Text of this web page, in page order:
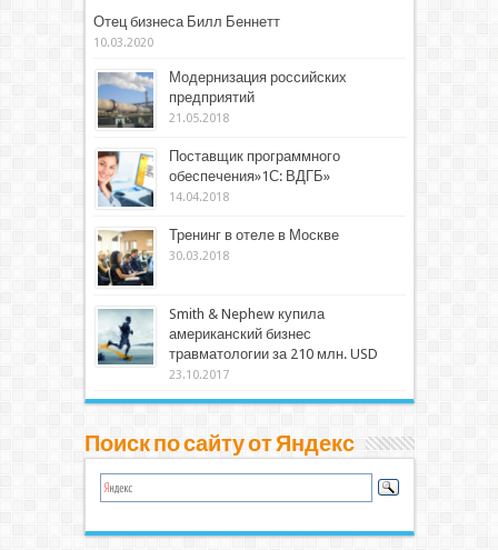
Отец бизнеса Билл Беннетт
10.03.2020
Модернизация российских
предприятий
21.05.2018
Поставщик программного
обеспечения»1С: ВДГБ»
14.04.2018
Тренинг в отеле в Москве
30.03.2018
Smith & Nephew купила
американский бизнес
травматологии за 210 млн. USD
23.10.2017
Поиск по сайту от Яндекс